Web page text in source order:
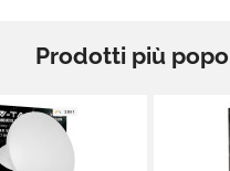
Prodotti più